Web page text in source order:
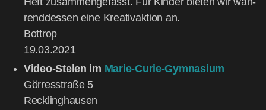
rend­des­sen eine Krea­tiv­ak­ti­on an.
Bot­trop
19.03.2021
Video-Ste­len im Marie-Curie-Gym­na­si­um
Gör­res­stra­ße 5
Reck­ling­hau­sen